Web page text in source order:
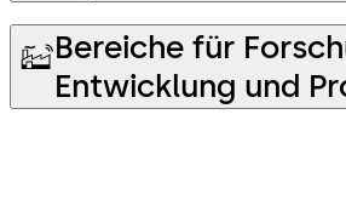
Bereiche für
Entwicklung und